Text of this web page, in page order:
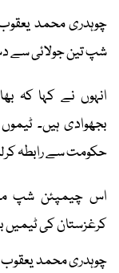
چوہدری محمد یعقوب
شپ تین جولائی سے
انہوں نے کہا کہ
بجھوادی ہیں۔
حکومت سے رابطہ
اس چیمپئن شپ
کرغزستان کی
چوہدری محمد